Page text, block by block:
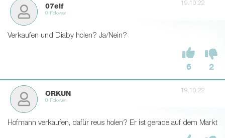
07elf
0 Follower
19.10.22
Verkaufen und Diaby holen? Ja/Nein?
6 2
ORKUN
0 Follower
19.10.22
Hofmann verkaufen, dafür reus holen? Er ist gerade auf dem Markt